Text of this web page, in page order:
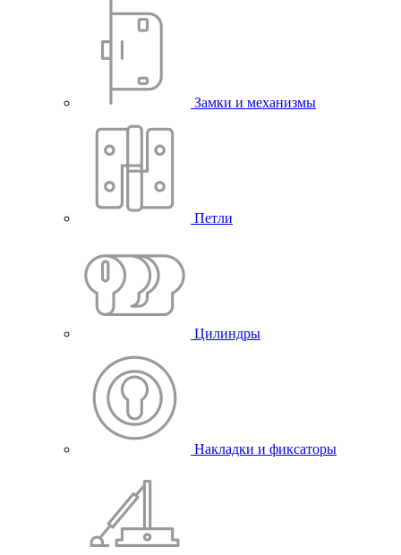
Замки и механизмы
Петли
Цилиндры
Накладки и фиксаторы